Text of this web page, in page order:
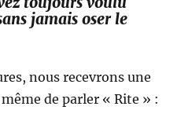
jamais oser le
nous recevrons une
de parler « Rite » :